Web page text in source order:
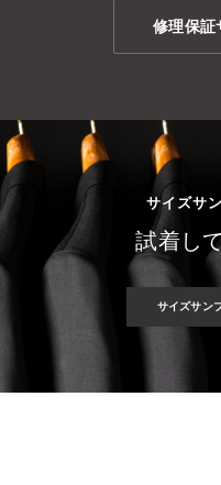
修理保証
サイズサ
試着し
サイズサン